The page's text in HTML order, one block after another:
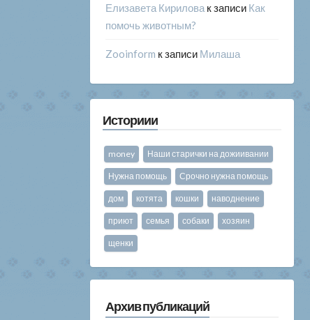
Елизавета Кирилова к записи Как
помочь животным?
Zooinform к записи Милаша
Историии
money Наши старички на дожиивании
Нужна помощь Срочно нужна помощь
дом котята кошки наводнение
приют семья собаки хозяин
щенки
Архив публикаций